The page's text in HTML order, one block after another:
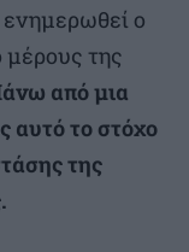
ο
μέρους της
από μια
αυτό το στόχο
της